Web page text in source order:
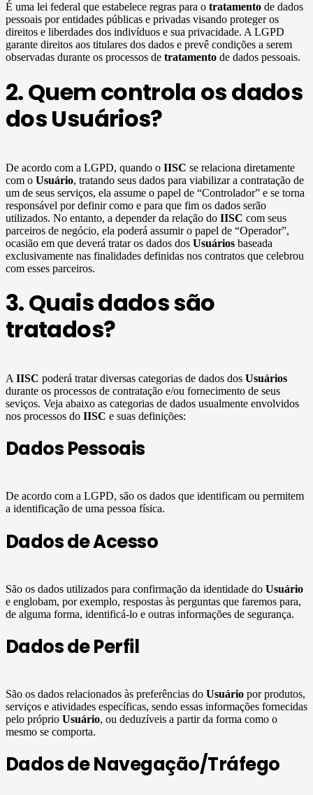
É uma lei federal que estabelece regras para o tratamento de dados
pessoais por entidades públicas e privadas visando proteger os
direitos e liberdades dos indivíduos e sua privacidade. A LGPD
garante direitos aos titulares dos dados e prevê condições a serem
observadas durante os processos de tratamento de dados pessoais.
2. Quem controla os dados
dos Usuários?
De acordo com a LGPD, quando o IISC se relaciona diretamente
com o Usuário, tratando seus dados para viabilizar a contratação de
um de seus serviços, ela assume o papel de “Controlador” e se torna
responsável por definir como e para que fim os dados serão
utilizados. No entanto, a depender da relação do IISC com seus
parceiros de negócio, ela poderá assumir o papel de “Operador”,
ocasião em que deverá tratar os dados dos Usuários baseada
exclusivamente nas finalidades definidas nos contratos que celebrou
com esses parceiros.
3. Quais dados são
tratados?
A IISC poderá tratar diversas categorias de dados dos Usuários
durante os processos de contratação e/ou fornecimento de seus
seviços. Veja abaixo as categorias de dados usualmente envolvidos
nos processos do IISC e suas definições:
Dados Pessoais
De acordo com a LGPD, são os dados que identificam ou permitem
a identificação de uma pessoa física.
Dados de Acesso
São os dados utilizados para confirmação da identidade do Usuário
e englobam, por exemplo, respostas às perguntas que faremos para,
de alguma forma, identificá-lo e outras informações de segurança.
Dados de Perfil
São os dados relacionados às preferências do Usuário por produtos,
serviços e atividades específicas, sendo essas informações fornecidas
pelo próprio Usuário, ou deduzíveis a partir da forma como o
mesmo se comporta.
Dados de Navegação/Tráfego